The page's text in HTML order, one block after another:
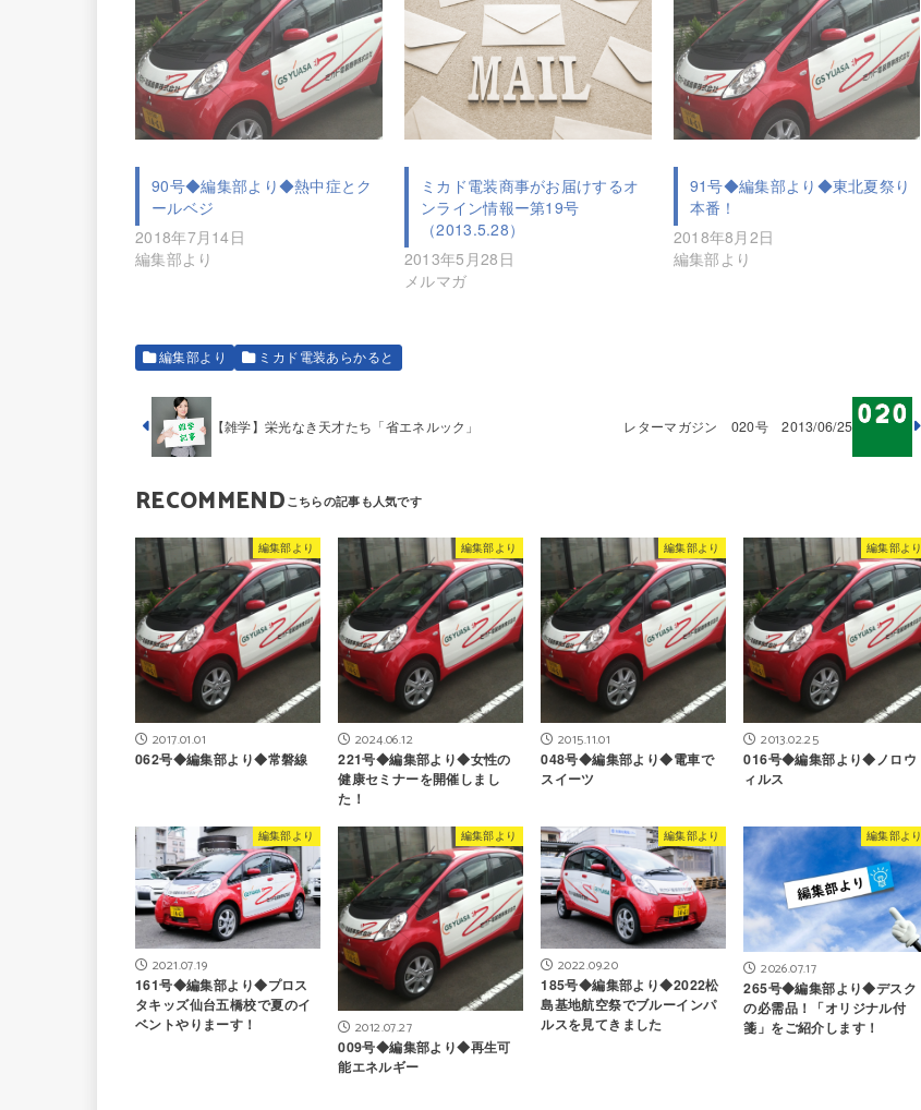
90号◆編集部より◆熱中症とク
ールベジ
2018年7月14日
編集部より
ミカド電装商事がお届けするオ
ンライン情報ー第19号
（2013.5.28）
2013年5月28日
メルマガ
91号◆編集部より◆東北夏祭り
本番！
2018年8月2日
編集部より
編集部より ミカド電装あらかると
レターマガジン 020号 2013/06/25
【雑学】栄光なき天才たち「省エネルック」
RECOMMEND
編集部より
2017.01.01
062号◆編集部より◆常磐線
編集部より
2024.06.12
221号◆編集部より◆女性の
健康セミナーを開催しまし
た！
編集部より
2015.11.01
048号◆編集部より◆電車で
スイーツ
編集部より
2013.02.25
016号◆編集部より◆ノロウ
ィルス
編集部より
2021.07.19
161号◆編集部より◆プロス
タキッズ仙台五橋校で夏のイ
ベントやりまーす！
編集部より
2012.07.27
009号◆編集部より◆再生可
能エネルギー
編集部より
2022.09.20
185号◆編集部より◆2022松
島基地航空祭でブルーインパ
ルスを見てきました
編集部より
2026.07.17
265号◆編集部より◆デスク
の必需品！「オリジナル付
箋」をご紹介します！